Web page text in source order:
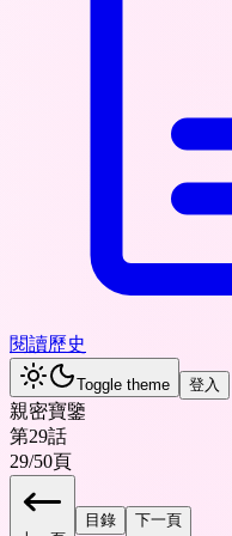
閱讀歷史
Toggle theme 登入
親密寶鑒
第29話
29/50頁
目錄 下一頁